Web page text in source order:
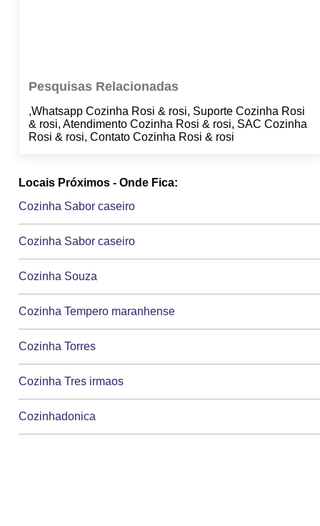
Pesquisas Relacionadas
,Whatsapp Cozinha Rosi & rosi, Suporte Cozinha Rosi
& rosi, Atendimento Cozinha Rosi & rosi, SAC Cozinha
Rosi & rosi, Contato Cozinha Rosi & rosi
Locais Próximos - Onde Fica:
Cozinha Sabor caseiro
Cozinha Sabor caseiro
Cozinha Souza
Cozinha Tempero maranhense
Cozinha Torres
Cozinha Tres irmaos
Cozinhadonica